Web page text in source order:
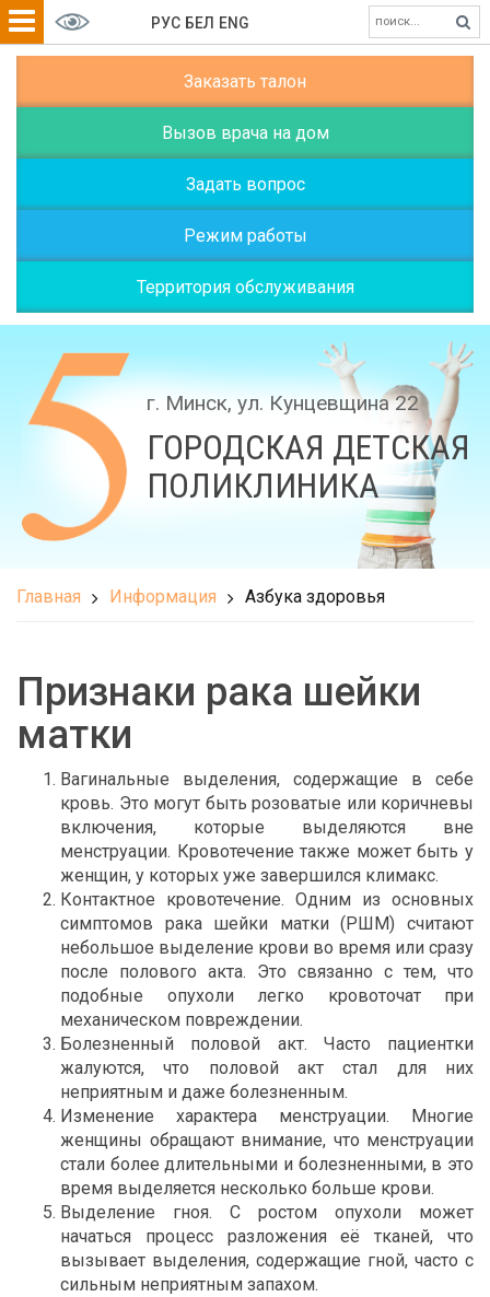
Заказать талон
Вызов врача на дом
Задать вопрос
Режим работы
Территория обслуживания
РУС БЕЛ ENG
г. Минск, ул. Кунцевщина 22
ГОРОДСКАЯ ДЕТСКАЯ
ПОЛИКЛИНИКА
Главная Информация Азбука здоровья
Признаки рака шейки
матки
Вагинальные выделения, содержащие в себе
кровь. Это могут быть розоватые или коричневы
включения, которые выделяются вне
менструации. Кровотечение также может быть у
женщин, у которых уже завершился климакс.
Контактное кровотечение. Одним из основных
симптомов рака шейки матки (РШМ) считают
небольшое выделение крови во время или сразу
после полового акта. Это связанно с тем, что
подобные опухоли легко кровоточат при
механическом повреждении.
Болезненный половой акт. Часто пациентки
жалуются, что половой акт стал для них
неприятным и даже болезненным.
Изменение характера менструации. Многие
женщины обращают внимание, что менструации
стали более длительными и болезненными, в это
время выделяется несколько больше крови.
Выделение гноя. С ростом опухоли может
начаться процесс разложения её тканей, что
вызывает выделения, содержащие гной, часто с
сильным неприятным запахом.